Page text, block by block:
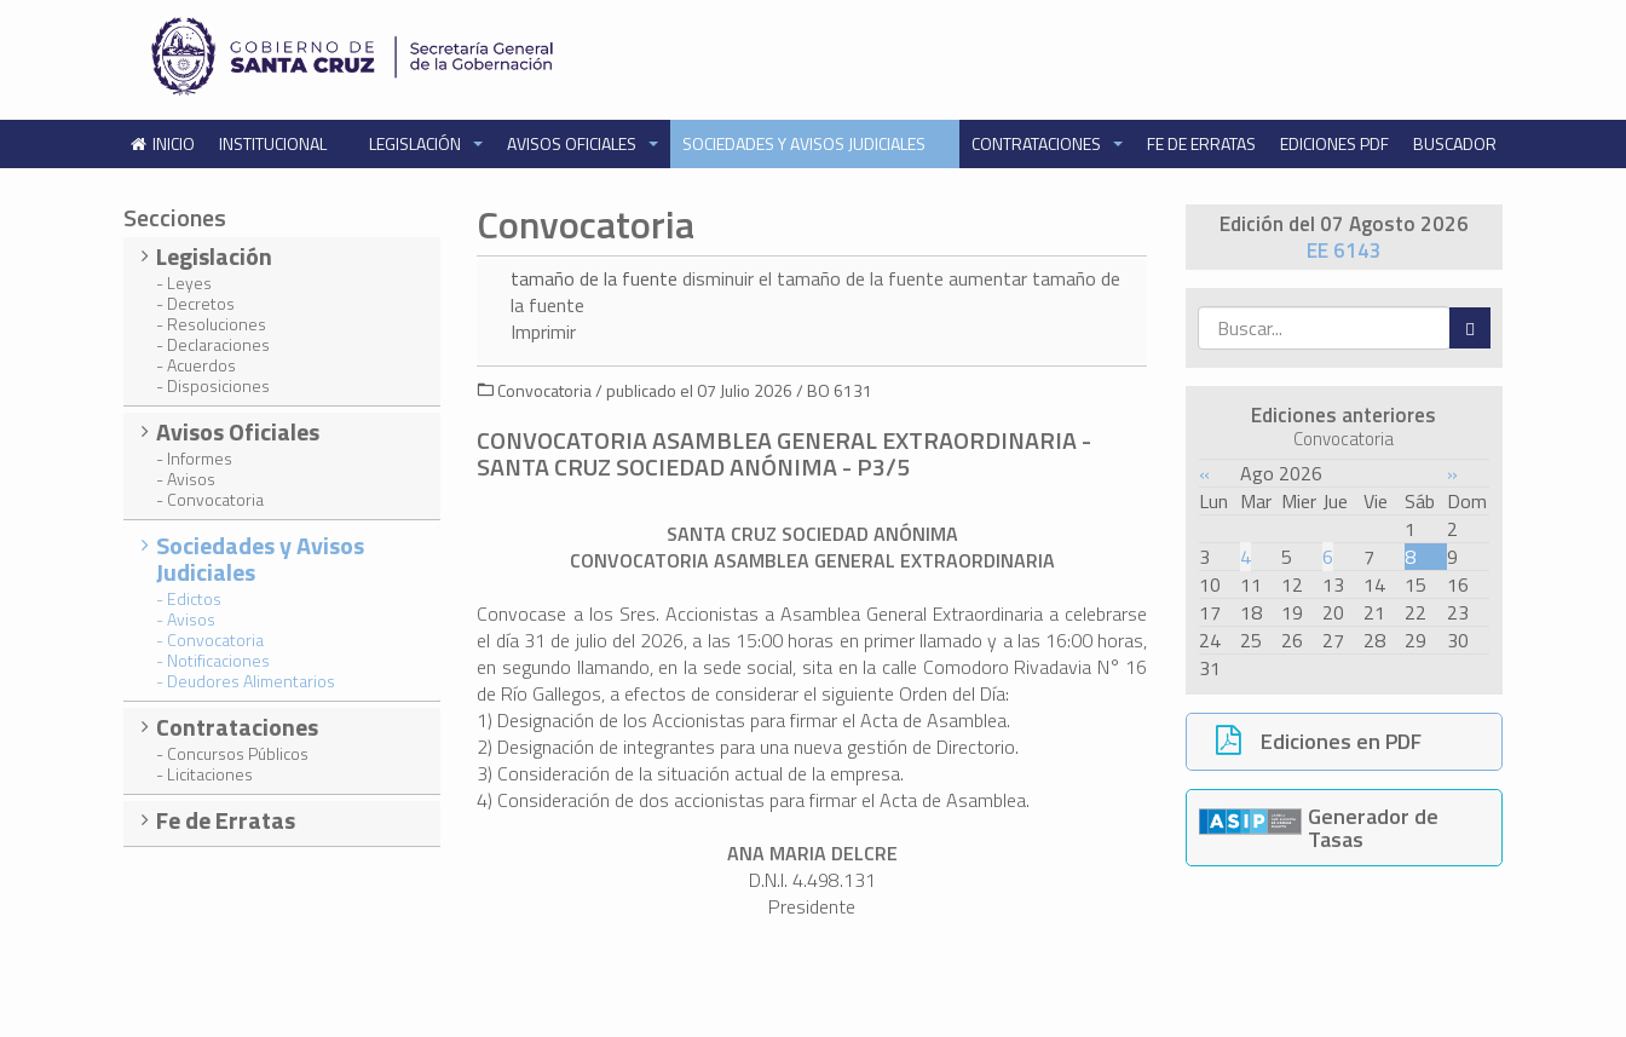
INICIO INSTITUCIONAL LEGISLACIÓN AVISOS OFICIALES SOCIEDADES Y AVISOS JUDICIALES CONTRATACIONES FE DE ERRATAS EDICIONES PDF BUSCADOR
Edición del 07 Agosto 2026
EE 6143
Ediciones anteriores
Convocatoria
« Ago 2026
»
Lun Mar Mier Jue Vie Sáb Dom
1
2
3
4 5 6 7 8
9
10
11 12 13 14 15
16
17
18 19 20 21 22
23
24
25 26 27 28 29
30
31
Ediciones en PDF
Generador de
Tasas
Secciones
Legislación
- Leyes
- Decretos
- Resoluciones
- Declaraciones
- Acuerdos
- Disposiciones
Avisos Oficiales
- Informes
- Avisos
- Convocatoria
Sociedades y Avisos
Judiciales
- Edictos
- Avisos
- Convocatoria
- Notificaciones
- Deudores Alimentarios
Contrataciones
- Concursos Públicos
- Licitaciones
Fe de Erratas
Convocatoria
tamaño de la fuente disminuir el tamaño de la fuente aumentar tamaño de
la fuente
Imprimir
Convocatoria / publicado el 07 Julio 2026 / BO 6131
CONVOCATORIA ASAMBLEA GENERAL EXTRAORDINARIA -
SANTA CRUZ SOCIEDAD ANÓNIMA - P3/5
SANTA CRUZ SOCIEDAD ANÓNIMA
CONVOCATORIA ASAMBLEA GENERAL EXTRAORDINARIA
Convocase a los Sres. Accionistas a Asamblea General Extraordinaria a celebrarse
el día 31 de julio del 2026, a las 15:00 horas en primer llamado y a las 16:00 horas,
en segundo llamando, en la sede social, sita en la calle Comodoro Rivadavia N° 16
de Río Gallegos, a efectos de considerar el siguiente Orden del Día:
1) Designación de los Accionistas para firmar el Acta de Asamblea.
2) Designación de integrantes para una nueva gestión de Directorio.
3) Consideración de la situación actual de la empresa.
4) Consideración de dos accionistas para firmar el Acta de Asamblea.
ANA MARIA DELCRE
D.N.I. 4.498.131
Presidente